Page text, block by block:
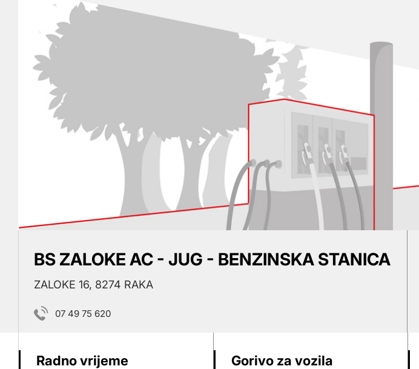
BS ZALOKE AC - JUG - BENZINSKA STANICA
ZALOKE 16, 8274 RAKA
07 49 75 620
Radno vrijeme Gorivo za vozila